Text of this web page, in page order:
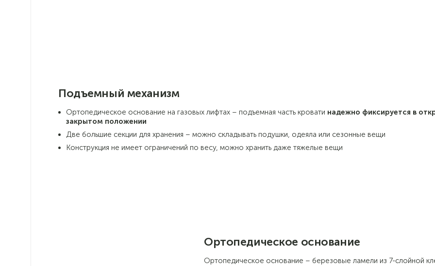
Подъемный механизм
Ортопедическое основание на газовых лифтах – подъемная часть кровати надежно фиксируется в
закрытом положении
Две большие секции для хранения – можно складывать подушки, одеяла или сезонные вещи
Конструкция не имеет ограничений по весу, можно хранить даже тяжелые вещи
Ортопедическое основание
Ортопедическое основание – березовые ламели из 7-слойной